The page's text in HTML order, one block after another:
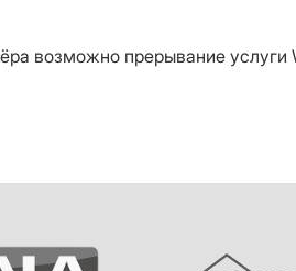
возможно прерывание услуги